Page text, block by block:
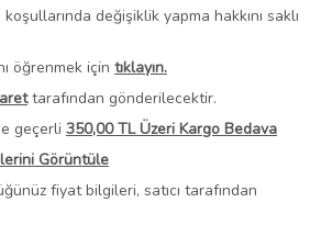
değişiklik yapma hakkını saklı
öğrenmek için tıklayın.
tarafından gönderilecektir.
geçerli 350,00 TL Üzeri Kargo Bedava
Görüntüle
fiyat bilgileri, satıcı tarafından